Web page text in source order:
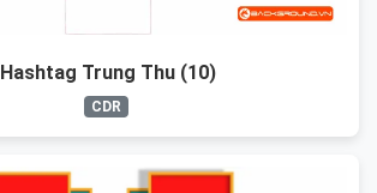
Hashtag Trung Thu (10)
CDR